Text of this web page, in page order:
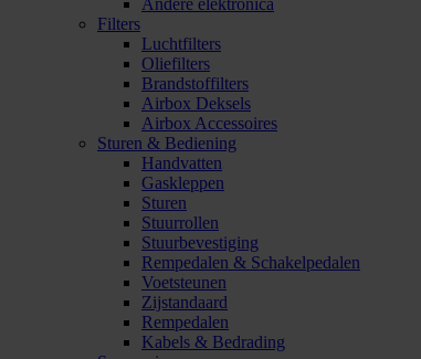
Andere elektronica
Filters
Luchtfilters
Oliefilters
Brandstoffilters
Airbox Deksels
Airbox Accessoires
Sturen & Bediening
Handvatten
Gaskleppen
Sturen
Stuurrollen
Stuurbevestiging
Rempedalen & Schakelpedalen
Voetsteunen
Zijstandaard
Rempedalen
Kabels & Bedrading